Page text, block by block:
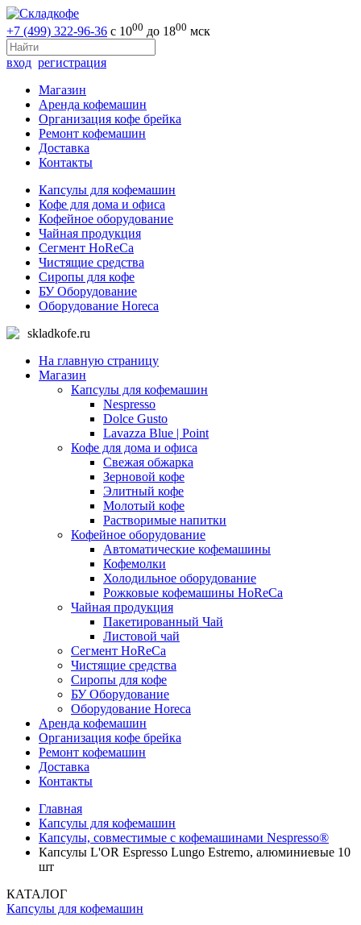
+7 (499) 322-96-36 с 1000 до 1800 мск
вход регистрация
Магазин
Аренда кофемашин
Организация кофе брейка
Ремонт кофемашин
Доставка
Контакты
Капсулы для кофемашин
Кофе для дома и офиса
Кофейное оборудование
Чайная продукция
Сегмент HoReCa
Чистящие средства
Сиропы для кофе
БУ Оборудование
Оборудование Horeca
skladkofe.ru
На главную страницу
Магазин
Капсулы для кофемашин
Nespresso
Dolce Gusto
Lavazza Blue | Point
Кофе для дома и офиса
Свежая обжарка
Зерновой кофе
Элитный кофе
Молотый кофе
Растворимые напитки
Кофейное оборудование
Автоматические кофемашины
Кофемолки
Холодильное оборудование
Рожковые кофемашины HoReCa
Чайная продукция
Пакетированный Чай
Листовой чай
Сегмент HoReCa
Чистящие средства
Сиропы для кофе
БУ Оборудование
Оборудование Horeca
Аренда кофемашин
Организация кофе брейка
Ремонт кофемашин
Доставка
Контакты
Главная
Капсулы для кофемашин
Капсулы, совместимые с кофемашинами Nespresso®
Капсулы L'OR Espresso Lungo Estremo, алюминиевые 10
шт
КАТАЛОГ
Капсулы для кофемашин